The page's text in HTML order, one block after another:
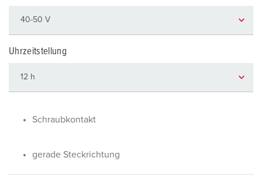
Uhrzeitstellung
Schraubkontakt
gerade Steckrichtung